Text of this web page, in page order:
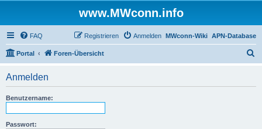
www.MWconn.info
FAQ APN-Database
MWconn-Wiki
Anmelden
Registrieren
Portal Foren-Übersicht
Anmelden
Benutzername:
Passwort: